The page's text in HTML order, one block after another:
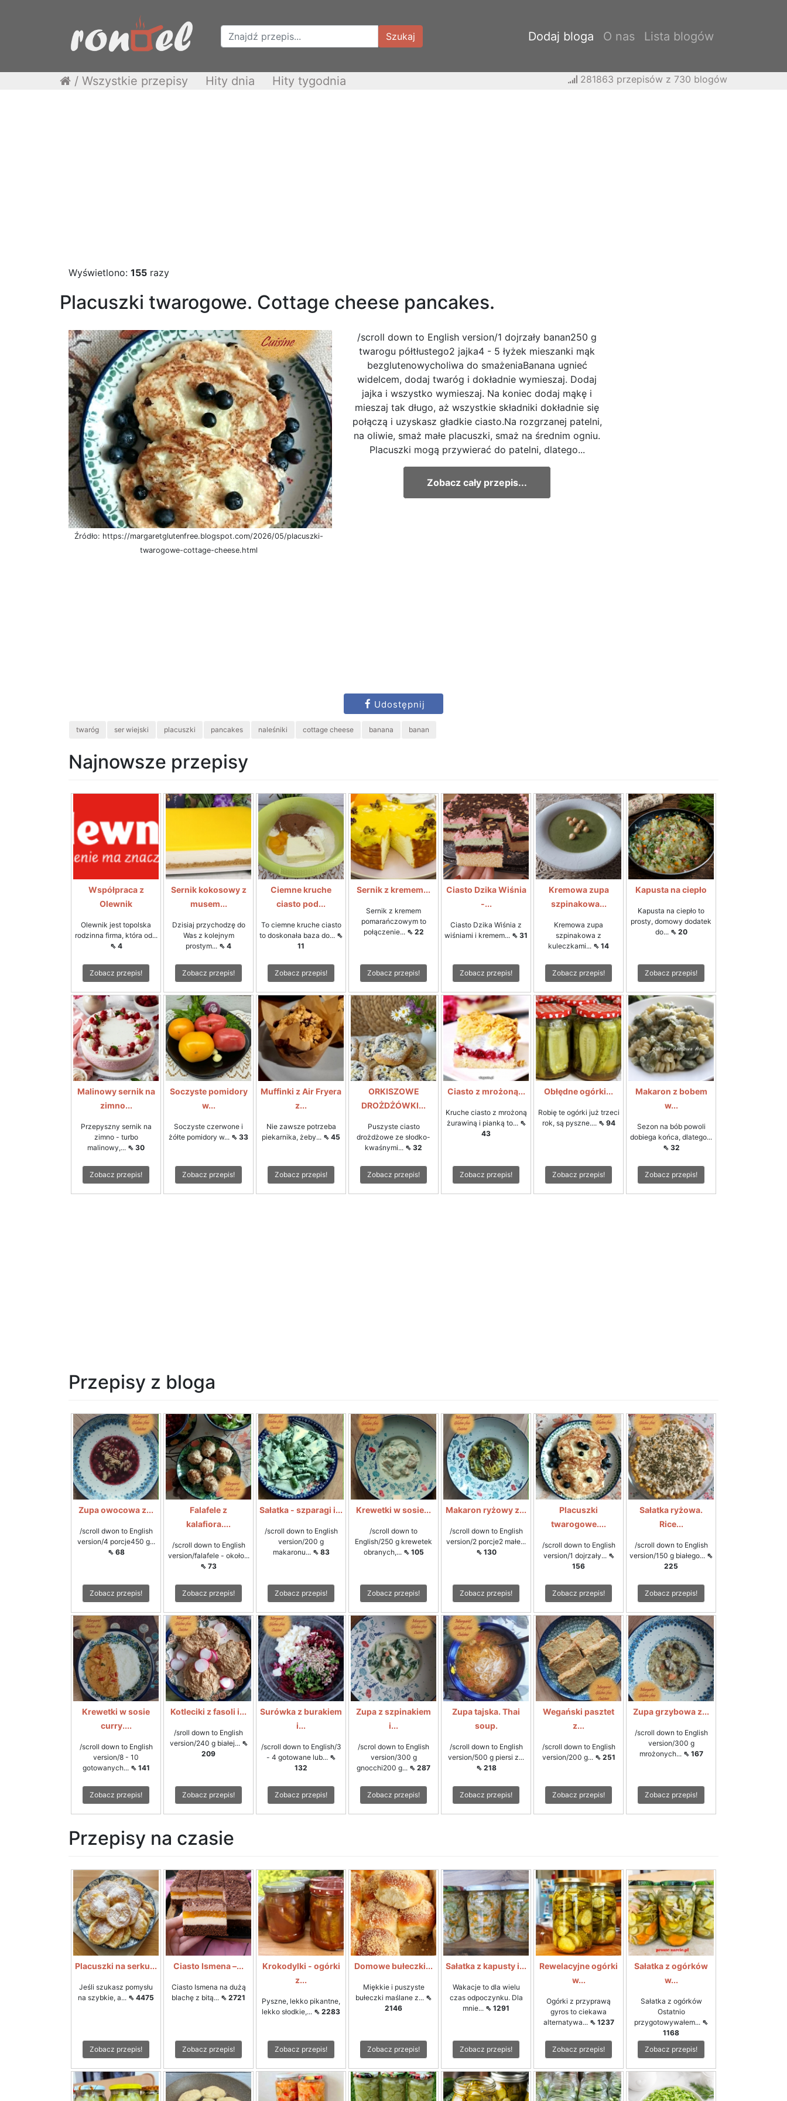
Szukaj Dodaj bloga O nas Lista blogów
/ Wszystkie przepisy Hity dnia Hity tygodnia 281863 przepisów z 730 blogów
Wyświetlono: 155 razy
Placuszki twarogowe. Cottage cheese pancakes.
Źródło: https://margaretglutenfree.blogspot.com/2026/05/placuszki-
twarogowe-cottage-cheese.html
/scroll down to English version/1 dojrzały banan250 g
twarogu półtłustego2 jajka4 - 5 łyżek mieszanki mąk
bezglutenowycholiwa do smażeniaBanana ugnieć
widelcem, dodaj twaróg i dokładnie wymieszaj. Dodaj
jajka i wszystko wymieszaj. Na koniec dodaj mąkę i
mieszaj tak długo, aż wszystkie składniki dokładnie się
połączą i uzyskasz gładkie ciasto.Na rozgrzanej patelni,
na oliwie, smaż małe placuszki, smaż na średnim ogniu.
Placuszki mogą przywierać do patelni, dlatego...
Zobacz cały przepis...
Udostępnij
twaróg ser wiejski placuszki pancakes naleśniki cottage cheese banana banan
Najnowsze przepisy
Współpraca z
Olewnik
Olewnik jest topolska
rodzinna firma, która od...
⇖ 4
Zobacz przepis!
Sernik kokosowy z
musem...
Dzisiaj przychodzę do
Was z kolejnym
prostym... ⇖ 4
Zobacz przepis!
Ciemne kruche
ciasto pod...
To ciemne kruche ciasto
to doskonała baza do... ⇖
11
Zobacz przepis!
Sernik z kremem...
Sernik z kremem
pomarańczowym to
połączenie... ⇖ 22
Zobacz przepis!
Ciasto Dzika Wiśnia
-...
Ciasto Dzika Wiśnia z
wiśniami i kremem... ⇖ 31
Zobacz przepis!
Kremowa zupa
szpinakowa...
Kremowa zupa
szpinakowa z
kuleczkami... ⇖ 14
Zobacz przepis!
Kapusta na ciepło
Kapusta na ciepło to
prosty, domowy dodatek
do... ⇖ 20
Zobacz przepis!
Malinowy sernik na
zimno...
Przepyszny sernik na
zimno - turbo
malinowy,... ⇖ 30
Zobacz przepis!
Soczyste pomidory
w...
Soczyste czerwone i
żółte pomidory w... ⇖ 33
Zobacz przepis!
Muffinki z Air Fryera
z...
Nie zawsze potrzeba
piekarnika, żeby... ⇖ 45
Zobacz przepis!
ORKISZOWE
DROŻDŻÓWKI...
Puszyste ciasto
drożdżowe ze słodko-
kwaśnymi... ⇖ 32
Zobacz przepis!
Ciasto z mrożoną...
Kruche ciasto z mrożoną
żurawiną i pianką to... ⇖
43
Zobacz przepis!
Obłędne ogórki...
Robię te ogórki już trzeci
rok, są pyszne.... ⇖ 94
Zobacz przepis!
Makaron z bobem
w...
Sezon na bób powoli
dobiega końca, dlatego...
⇖ 32
Zobacz przepis!
Przepisy z bloga
Zupa owocowa z...
/scroll dwon to English
version/4 porcje450 g...
⇖ 68
Zobacz przepis!
Falafele z
kalafiora....
/scroll down to English
version/falafele - około...
⇖ 73
Zobacz przepis!
Sałatka - szparagi i...
/scroll down to English
version/200 g
makaronu... ⇖ 83
Zobacz przepis!
Krewetki w sosie...
/scroll down to
English/250 g krewetek
obranych,... ⇖ 105
Zobacz przepis!
Makaron ryżowy z...
/scroll down to English
version/2 porcje2 małe...
⇖ 130
Zobacz przepis!
Placuszki
twarogowe....
/scroll down to English
version/1 dojrzały... ⇖
156
Zobacz przepis!
Sałatka ryżowa.
Rice...
/scroll down to English
version/150 g białego... ⇖
225
Zobacz przepis!
Krewetki w sosie
curry....
/scroll down to English
version/8 - 10
gotowanych... ⇖ 141
Zobacz przepis!
Kotleciki z fasoli i...
/sroll down to English
version/240 g białej... ⇖
209
Zobacz przepis!
Surówka z burakiem
i...
/scroll down to English/3
- 4 gotowane lub... ⇖
132
Zobacz przepis!
Zupa z szpinakiem
i...
/scrol down to English
version/300 g
gnocchi200 g... ⇖ 287
Zobacz przepis!
Zupa tajska. Thai
soup.
/scroll down to English
version/500 g piersi z...
⇖ 218
Zobacz przepis!
Wegański pasztet
z...
/scroll down to English
version/200 g... ⇖ 251
Zobacz przepis!
Zupa grzybowa z...
/scroll down to English
version/300 g
mrożonych... ⇖ 167
Zobacz przepis!
Przepisy na czasie
Placuszki na serku...
Jeśli szukasz pomysłu
na szybkie, a... ⇖ 4475
Zobacz przepis!
Ciasto Ismena –...
Ciasto Ismena na dużą
blachę z bitą... ⇖ 2721
Zobacz przepis!
Krokodylki - ogórki
z...
Pyszne, lekko pikantne,
lekko słodkie,... ⇖ 2283
Zobacz przepis!
Domowe bułeczki...
Miękkie i puszyste
bułeczki maślane z... ⇖
2146
Zobacz przepis!
Sałatka z kapusty i...
Wakacje to dla wielu
czas odpoczynku. Dla
mnie... ⇖ 1291
Zobacz przepis!
Rewelacyjne ogórki
w...
Ogórki z przyprawą
gyros to ciekawa
alternatywa... ⇖ 1237
Zobacz przepis!
Sałatka z ogórków
w...
Sałatka z ogórków
Ostatnio
przygotowywałem... ⇖
1168
Zobacz przepis!